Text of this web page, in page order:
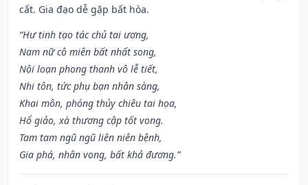
cất. Gia đạo dễ gặp bất hòa.
“Hư tinh tạo tác chủ tai ương,
Nam nữ cô miên bất nhất song,
Nội loạn phong thanh vô lễ tiết,
Nhi tôn, tức phụ bạn nhân sàng,
Khai môn, phóng thủy chiêu tai họa,
Hổ giảo, xà thương cập tốt vong.
Tam tam ngũ ngũ liên niên bệnh,
Gia phá, nhân vong, bất khả đương.”